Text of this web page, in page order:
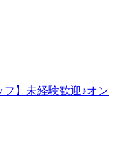
】未経験歓迎♪オン